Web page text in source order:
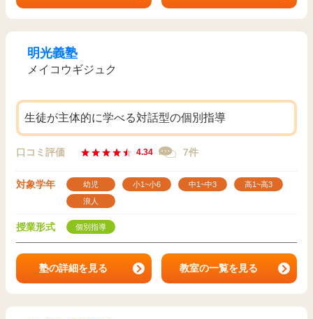
明光義塾
メイコウギジュク
生徒が主体的に学べる対話型の個別指導
口コミ評価 4.34 7件
対象学年 幼児 小1~小6 中1~中3
高1~高3
浪人
授業形式 個別指導
塾の詳細を見る 教室の一覧を見る